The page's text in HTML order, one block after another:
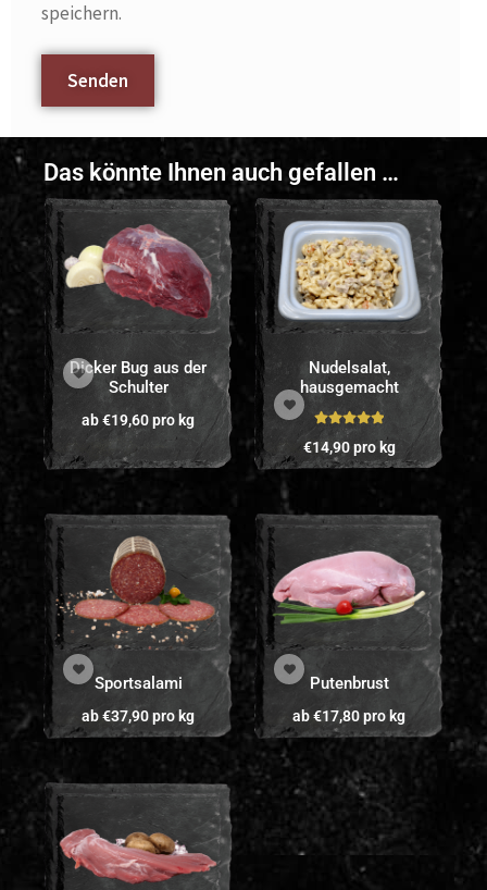
speichern.
Das könnte Ihnen auch gefallen …
Dicker Bug aus der
Schulter
ab€19,60pro kg
Nudelsalat,
hausgemacht
Bewertet mit
5.00von 5
€14,90pro kg
Sportsalami
ab€37,90pro kg
Putenbrust
ab€17,80pro kg